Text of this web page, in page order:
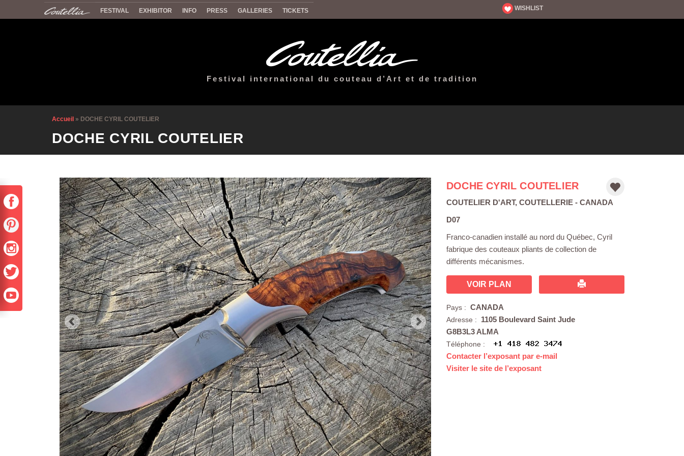
FESTIVAL EXHIBITOR INFO PRESS GALLERIES TICKETS WISHLIST
Festival international du couteau d’Art et de tradition
Accueil » DOCHE CYRIL COUTELIER
DOCHE CYRIL COUTELIER
DOCHE CYRIL COUTELIER
COUTELIER D'ART, COUTELLERIE - CANADA
D07
Franco-canadien installé au nord du Québec, Cyril
fabrique des couteaux pliants de collection de
différents mécanismes.
VOIR PLAN
Pays : CANADA
Adresse :
1105 Boulevard Saint Jude
G8B3L3 ALMA
Téléphone :
Contacter l’exposant par e-mail
Visiter le site de l’exposant